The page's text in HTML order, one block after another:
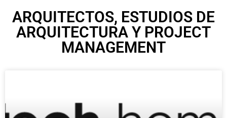
ARQUITECTOS, ESTUDIOS DE
ARQUITECTURA Y PROJECT
MANAGEMENT